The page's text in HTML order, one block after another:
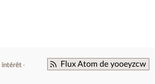
Flux Atom de yooeyzcw
intérêt